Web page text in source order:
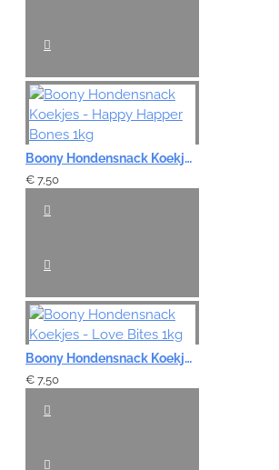
Boony Hondensnack Koekjes - Happy Happer Bones 1kg
€ 7,50
Boony Hondensnack Koekjes - Love Bites 1kg
€ 7,50